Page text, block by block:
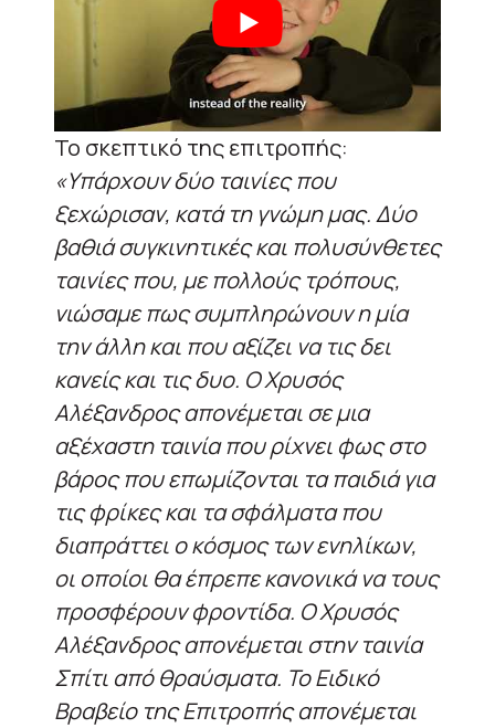
Το σκεπτικό της επιτροπής:
«Υπάρχουν δύο ταινίες που
ξεχώρισαν, κατά τη γνώμη μας. Δύο
βαθιά συγκινητικές και πολυσύνθετες
ταινίες που, με πολλούς τρόπους,
νιώσαμε πως συμπληρώνουν η μία
την άλλη και που αξίζει να τις δει
κανείς και τις δυο. Ο Χρυσός
Αλέξανδρος απονέμεται σε μια
αξέχαστη ταινία που ρίχνει φως στο
βάρος που επωμίζονται τα παιδιά για
τις φρίκες και τα σφάλματα που
διαπράττει ο κόσμος των ενηλίκων,
οι οποίοι θα έπρεπε κανονικά να τους
προσφέρουν φροντίδα. Ο Χρυσός
Αλέξανδρος απονέμεται στην ταινία
Σπίτι από θραύσματα. Το Ειδικό
Βραβείο της Επιτροπής απονέμεται